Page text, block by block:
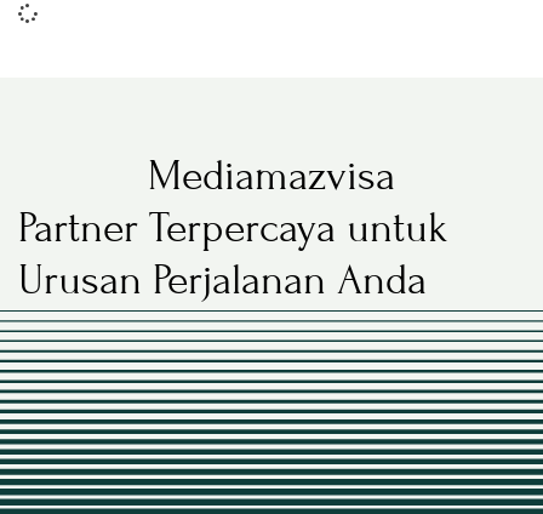
Mediamazvisa
Partner Terpercaya untuk
Urusan Perjalanan Anda